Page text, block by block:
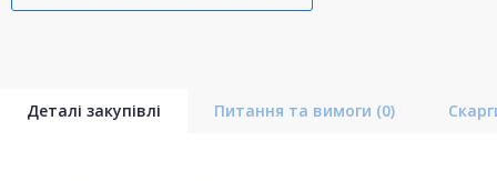
Деталі закупівлі Питання та вимоги (0)